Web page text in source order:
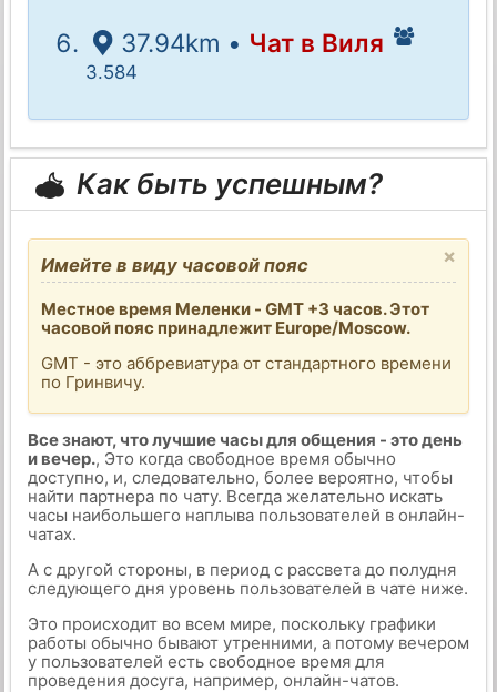
37.94km • Чат в Виля
3.584
Как быть успешным?
×
Имейте в виду часовой пояс
Местное время Меленки - GMT +3 часов. Этот
часовой пояс принадлежит Europe/Moscow.
GMT - это аббревиатура от стандартного времени
по Гринвичу.
Все знают, что лучшие часы для общения - это день
и вечер., Это когда свободное время обычно
доступно, и, следовательно, более вероятно, чтобы
найти партнера по чату. Всегда желательно искать
часы наибольшего наплыва пользователей в онлайн-
чатах.
А с другой стороны, в период с рассвета до полудня
следующего дня уровень пользователей в чате ниже.
Это происходит во всем мире, поскольку графики
работы обычно бывают утренними, а потому вечером
у пользователей есть свободное время для
проведения досуга, например, онлайн-чатов.